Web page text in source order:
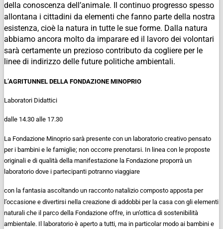
della conoscenza dell’animale. Il continuo progresso spesso
allontana i cittadini da elementi che fanno parte della nostra
esistenza, cioè la natura in tutte le sue forme. Dalla natura
abbiamo ancora molto da imparare ed il lavoro dei volontari
sarà certamente un prezioso contributo da cogliere per le
linee di indirizzo delle future politiche ambientali.
L’AGRITUNNEL DELLA FONDAZIONE MINOPRIO
Laboratori Didattici
dalle 14.30 alle 17.30
La Fondazione Minoprio sarà presente con un laboratorio creativo pensato
per i bambini e le famiglie; non occorre prenotarsi. In linea con le proposte
originali e di qualità della manifestazione la Fondazione proporrà un
laboratorio dove i partecipanti potranno viaggiare
con la fantasia ascoltando un racconto natalizio composto apposta per
l’occasione e divertirsi nella creazione di addobbi per la casa con gli elementi
naturali che il parco della Fondazione offre, in un’ottica di sostenibilità
ambientale. Il laboratorio è aperto a tutti, ma in particolar modo ai bambini e